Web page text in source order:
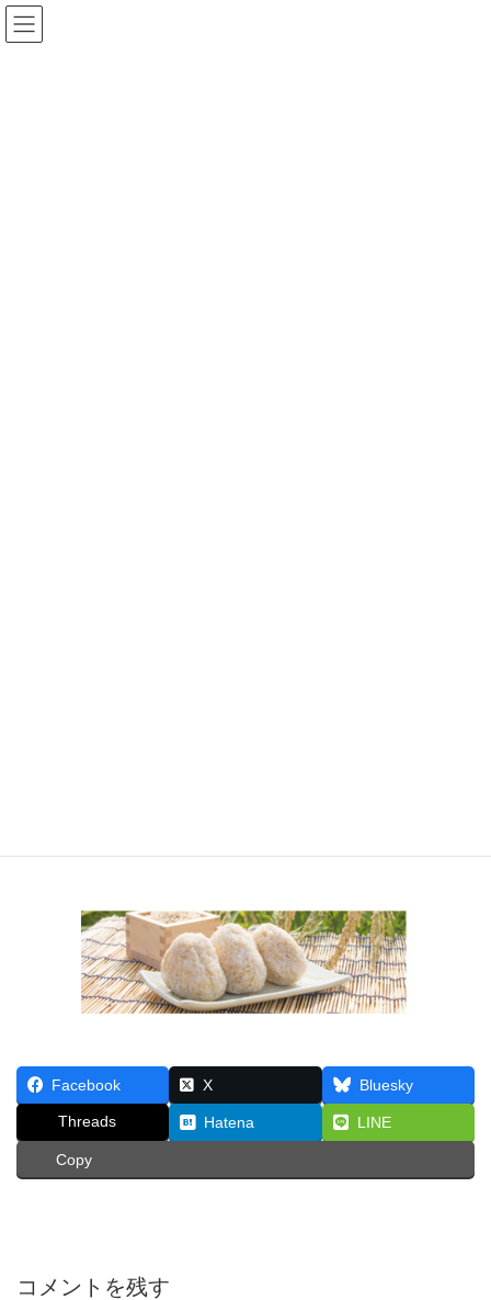
Facebook X Bluesky
Threads Hatena LINE
Copy
コメントを残す